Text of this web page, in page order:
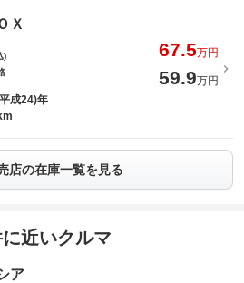
Ｘ
)
67.5万円
59.9万円
成24)年
店の在庫一覧を見る
近いクルマ
ア